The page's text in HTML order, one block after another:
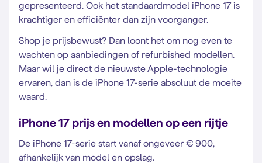
gepresenteerd. Ook het standaardmodel iPhone 17 is
krachtiger en efficiënter dan zijn voorganger.
Shop je prijsbewust? Dan loont het om nog even te
wachten op aanbiedingen of refurbished modellen.
Maar wil je direct de nieuwste Apple-technologie
ervaren, dan is de iPhone 17-serie absoluut de moeite
waard.
iPhone 17 prijs en modellen op een rijtje
De iPhone 17-serie start vanaf ongeveer € 900,
afhankelijk van model en opslag.